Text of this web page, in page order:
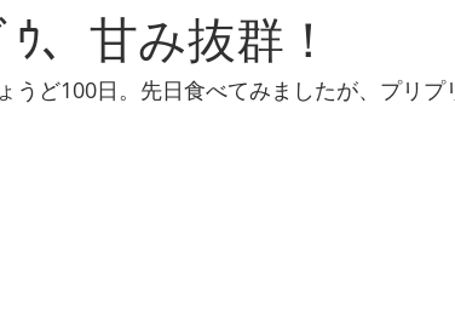
ｳ、甘み抜群！
うど100日。先日食べてみましたが、プリプ